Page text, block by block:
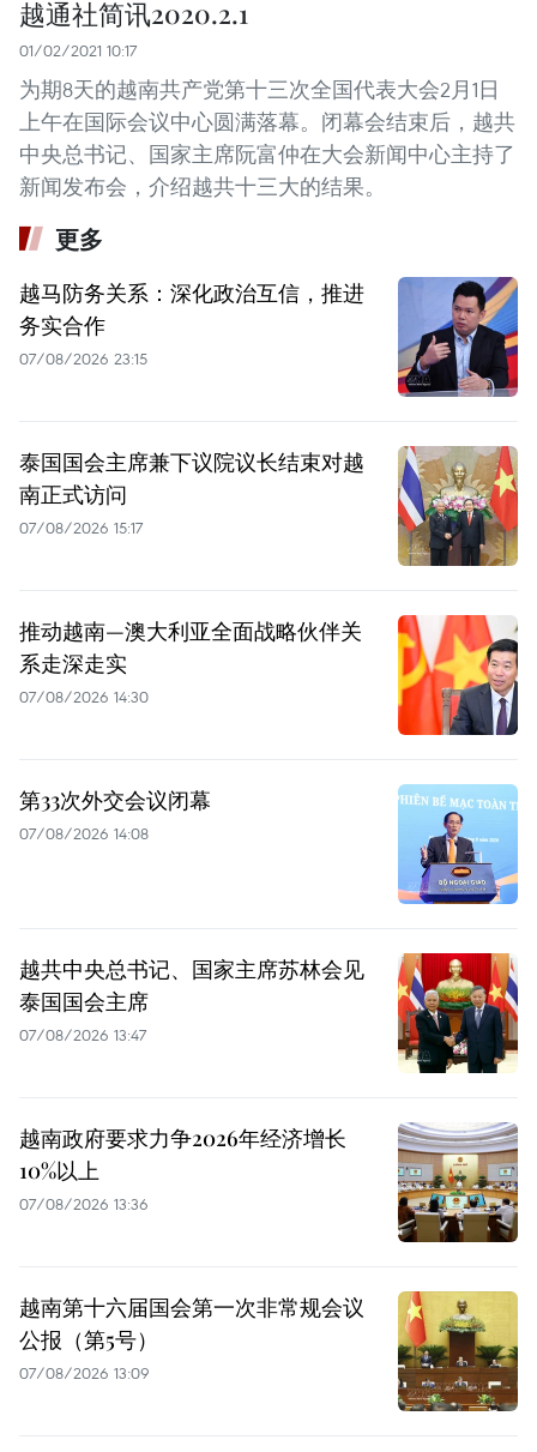
越通社简讯2020.2.1
01/02/2021 10:17
为期8天的越南共产党第十三次全国代表大会2月1日
上午在国际会议中心圆满落幕。闭幕会结束后，越共
中央总书记、国家主席阮富仲在大会新闻中心主持了
新闻发布会，介绍越共十三大的结果。
更多
越马防务关系：深化政治互信，推进
务实合作
07/08/2026 23:15
泰国国会主席兼下议院议长结束对越
南正式访问
07/08/2026 15:17
推动越南—澳大利亚全面战略伙伴关
系走深走实
07/08/2026 14:30
第33次外交会议闭幕
07/08/2026 14:08
越共中央总书记、国家主席苏林会见
泰国国会主席
07/08/2026 13:47
越南政府要求力争2026年经济增长
10%以上
07/08/2026 13:36
越南第十六届国会第一次非常规会议
公报（第5号）
07/08/2026 13:09